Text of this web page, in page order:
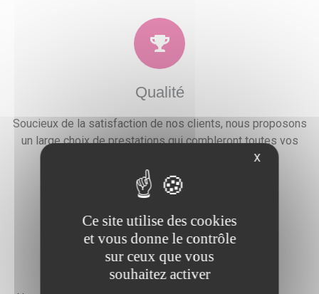
Qualité
Soucieux de la satisfaction de nos clients, nous proposons
un large choix de prestations qui combleront toutes vos
Devis gratuit
X
Ce site utilise des cookies
et vous donne le contrôle
sur ceux que vous
souhaitez activer